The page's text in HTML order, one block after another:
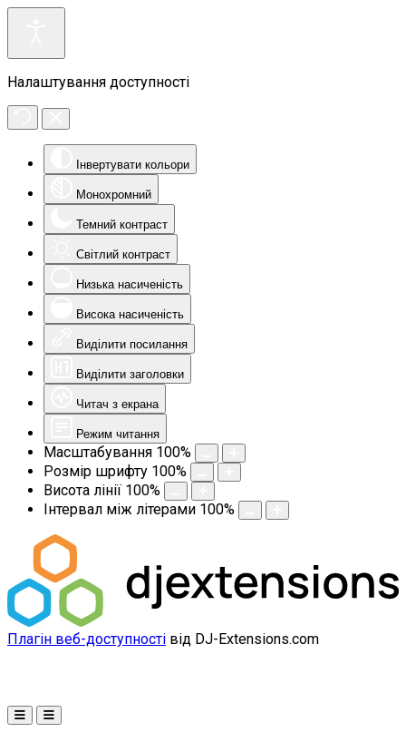
Налаштування доступності
Інвертувати кольори
Монохромний
Темний контраст
Світлий контраст
Низька насиченість
Висока насиченість
Виділити посилання
Виділити заголовки
Читач з екрана
Режим читання
Масштабування 100%
Розмір шрифту 100%
Висота лінії 100%
Інтервал між літерами 100%
Плагін веб-доступності від DJ-Extensions.com